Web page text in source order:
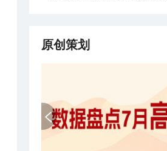
原创策划